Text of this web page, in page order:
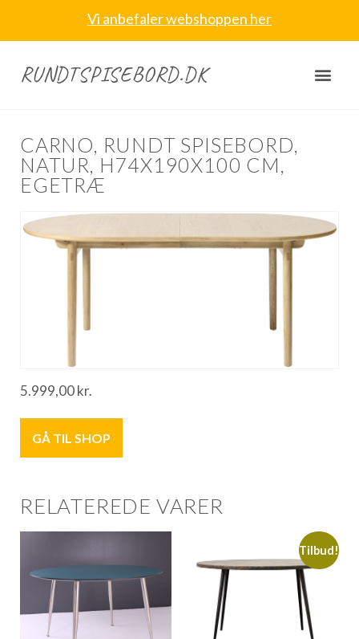
Vi anbefaler webshoppen her
RUNDTSPISEBORD.DK
CARNO, RUNDT SPISEBORD,
NATUR, H74X190X100 CM,
EGETRÆ
5.999,00kr.
GÅ TIL SHOP
RELATEREDE VARER
Tilbud!